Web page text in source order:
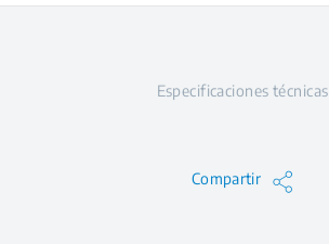
Especificaciones técnicas
Compartir